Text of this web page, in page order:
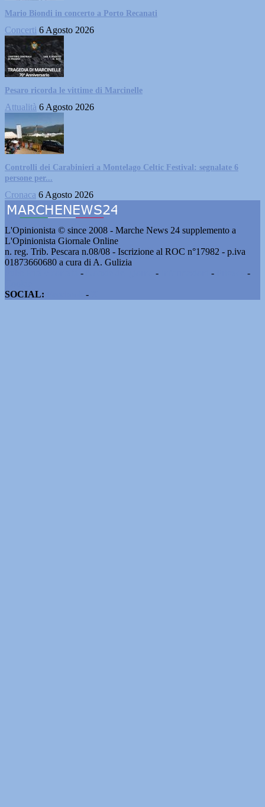
Mario Biondi in concerto a Porto Recanati
Concerti 6 Agosto 2026
Pesaro ricorda le vittime di Marcinelle
Attualità 6 Agosto 2026
Controlli dei Carabinieri a Montelago Celtic Festival: segnalate 6
persone per...
Cronaca 6 Agosto 2026
L'Opinionista © since 2008 - Marche News 24 supplemento a
L'Opinionista Giornale Online
n. reg. Trib. Pescara n.08/08 - Iscrizione al ROC n°17982 - p.iva
01873660680 a cura di A. Gulizia
- - -
-
SOCIAL:
-